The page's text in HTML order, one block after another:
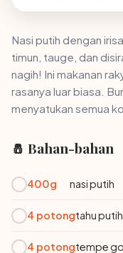
Nasi putih dengan
timun, tauge, dan
nagih! Ini makanan
rasanya luar biasa.
menyatukan semua
🧂 Bahan-bahan
400g nasi putih
4 potongtahu
4 potongtempe